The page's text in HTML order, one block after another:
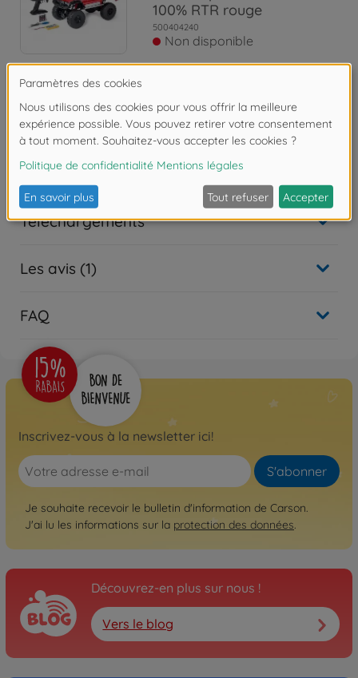
100% RTR rouge
500404240
Non disponible
1:8 Pickup Crawler 2.4G
100% RTR bleu
500404241
Non disponible
Téléchargements
Les avis (1)
FAQ
Inscrivez-vous à la newsletter ici!
S'abonner
Je souhaite recevoir le bulletin d'information de Carson.
J'ai lu les informations sur la protection des données.
Découvrez-en plus sur nous !
Vers le blog